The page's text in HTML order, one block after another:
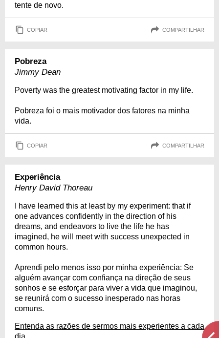
tente de novo.
COPIAR COMPARTILHAR
Pobreza
Jimmy Dean
Poverty was the greatest motivating factor in my life.
Pobreza foi o mais motivador dos fatores na minha
vida.
COPIAR COMPARTILHAR
Experiência
Henry David Thoreau
I have learned this at least by my experiment: that if
one advances confidently in the direction of his
dreams, and endeavors to live the life he has
imagined, he will meet with success unexpected in
common hours.
Aprendi pelo menos isso por minha experiência: Se
alguém avançar com confiança na direção de seus
sonhos e se esforçar para viver a vida que imaginou,
se reunirá com o sucesso inesperado nas horas
comuns.
Entenda as razões de sermos mais experientes a cada